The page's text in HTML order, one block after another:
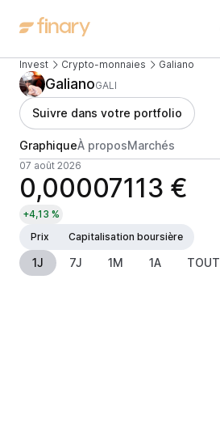
Invest Crypto-monnaies Galiano
GalianoGALI
Suivre dans votre portfolio
GraphiqueÀ proposMarchés
07 août 2026
0,00007113 €
+4,13 %
Prix
Capitalisation boursière
1J 7J 1M 1A TOUT